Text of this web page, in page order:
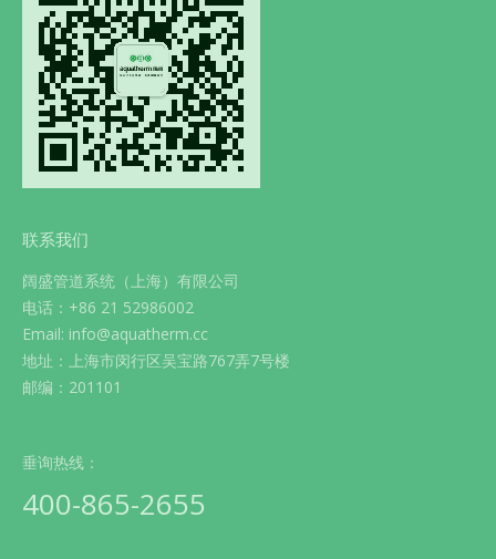
联系我们
阔盛管道系统（上海）有限公司
电话：+86 21 52986002
Email: info@aquatherm.cc
地址：上海市闵行区吴宝路767弄7号楼
邮编：201101
垂询热线：
400-865-2655